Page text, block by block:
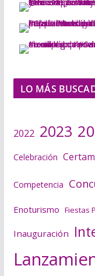
LO MÁS
2022 2023
Celebración
Competencia
Enoturismo Fiestas
Inauguración